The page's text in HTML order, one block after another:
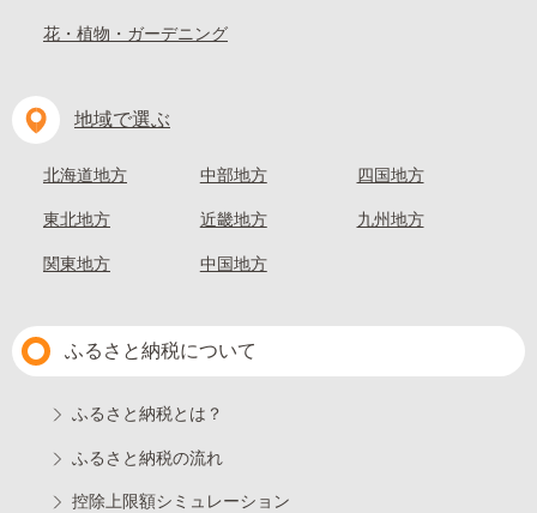
花・植物・ガーデニング
地域で選ぶ
北海道地方
東北地方
関東地方
中部地方
近畿地方
中国地方
四国地方
九州地方
ふるさと納税について
ふるさと納税とは？
ふるさと納税の流れ
控除上限額シミュレーション